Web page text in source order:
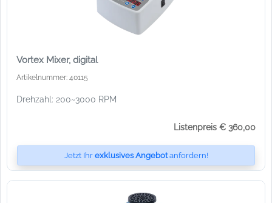
Vortex Mixer, digital
Artikelnummer: 40115
Drehzahl: 200~3000 RPM
Listenpreis € 360,00
Jetzt Ihr exklusives Angebotanfordern!